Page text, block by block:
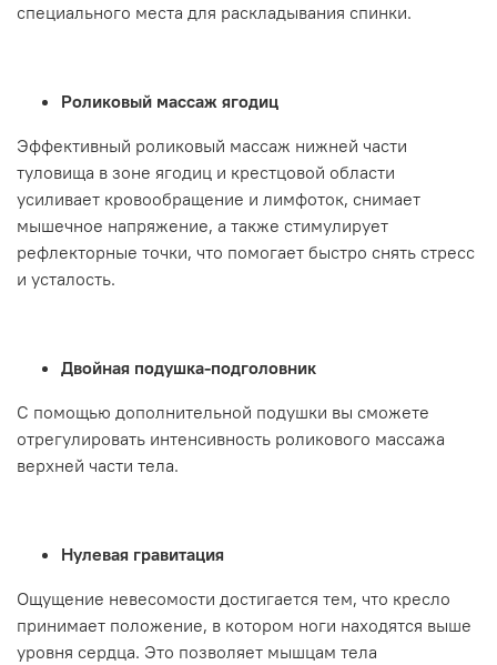
специального места для раскладывания спинки.
Роликовый массаж ягодиц
Эффективный роликовый массаж нижней части
туловища в зоне ягодиц и крестцовой области
усиливает кровообращение и лимфоток, снимает
мышечное напряжение, а также стимулирует
рефлекторные точки, что помогает быстро снять стресс
и усталость.
Двойная подушка-подголовник
С помощью дополнительной подушки вы сможете
отрегулировать интенсивность роликового массажа
верхней части тела.
Нулевая гравитация
Ощущение невесомости достигается тем, что кресло
принимает положение, в котором ноги находятся выше
уровня сердца. Это позволяет мышцам тела